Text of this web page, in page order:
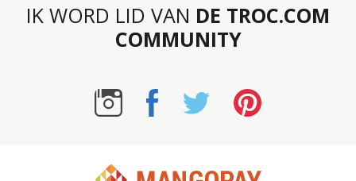
IK WORD LID VAN DE TROC.COM
COMMUNITY